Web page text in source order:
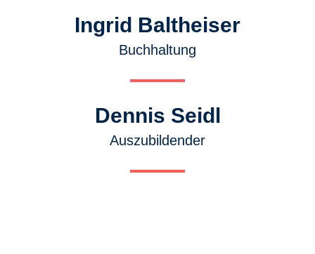
Ingrid Baltheiser
Buchhaltung
Dennis Seidl
Auszubildender